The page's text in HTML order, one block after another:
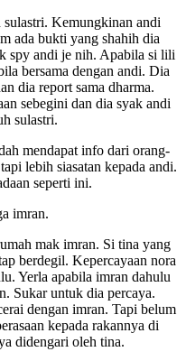
Kemungkinan andi
ada bukti yang shahih dia
spy andi je nih. Apabila si lili
bersama dengan andi. Dia
dia report sama dharma.
sebegini dan dia syak andi
sulastri.
mendapat info dari orang-
lebih siasatan kepada andi.
seperti ini.
imran.
mak imran. Si tina yang
berdegil. Kepercayaan nora
Yerla apabila imran dahulu
Sukar untuk dia percaya.
dengan imran. Tapi belum
kepada rakannya di
didengari oleh tina.